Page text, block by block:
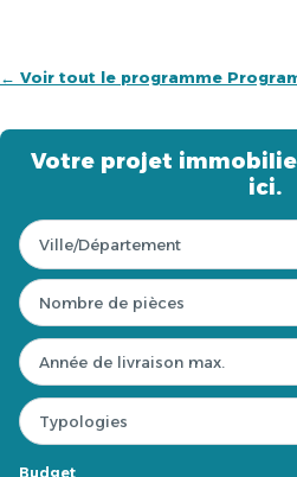
← Voir tout le programme
Votre projet
ici.
Budget